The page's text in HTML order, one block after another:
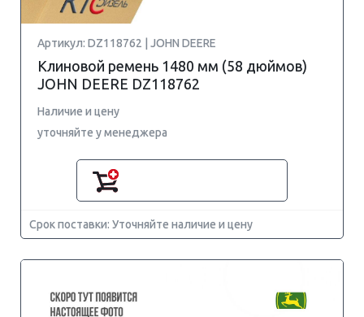
Артикул: DZ118762 | JOHN DEERE
Клиновой ремень 1480 мм (58 дюймов)
JOHN DEERE DZ118762
Наличие и цену
уточняйте у менеджера
Срок поставки: Уточняйте наличие и цену